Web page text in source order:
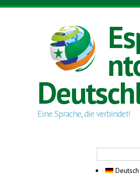
Direkt zum Inhalt
Eine Sprache, die verbindet!
Deutsch